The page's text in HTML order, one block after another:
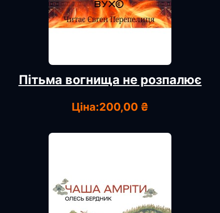
Пітьма вогнища не розпалює
Ціна:200,00 ₴